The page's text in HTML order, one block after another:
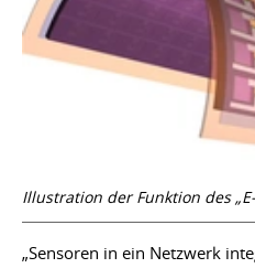
Illustration der Funktion des
„Sensoren in ein Netzwerk